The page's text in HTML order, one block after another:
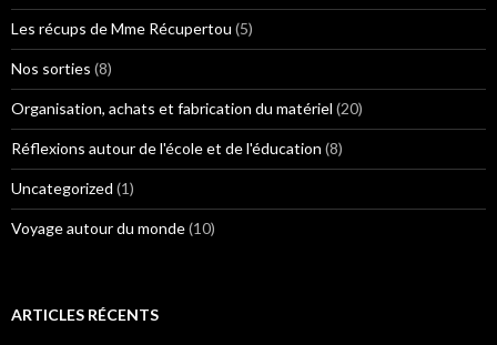
Les récups de Mme Récupertou (5)
Nos sorties (8)
Organisation, achats et fabrication du matériel (20)
Réflexions autour de l'école et de l'éducation (8)
Uncategorized (1)
Voyage autour du monde(10)
ARTICLES RÉCENTS